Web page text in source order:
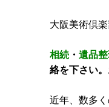
大阪美術倶
相続 ・ 遺品
絡を下さい。
近年、数多